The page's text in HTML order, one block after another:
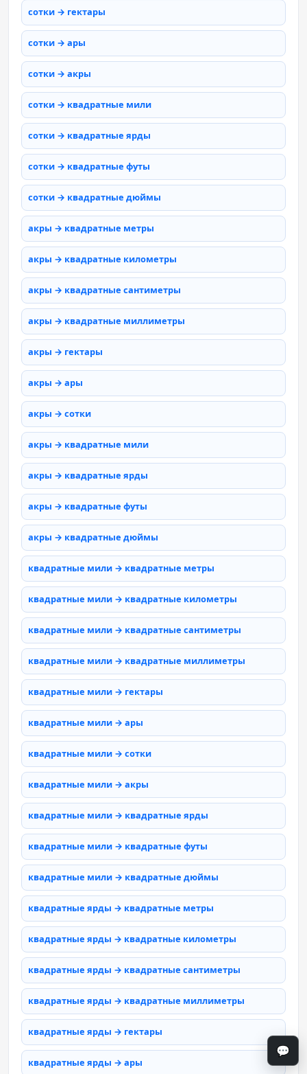
сотки → гектары
сотки → ары
сотки → акры
сотки → квадратные мили
сотки → квадратные ярды
сотки → квадратные футы
сотки → квадратные дюймы
акры → квадратные метры
акры → квадратные километры
акры → квадратные сантиметры
акры → квадратные миллиметры
акры → гектары
акры → ары
акры → сотки
акры → квадратные мили
акры → квадратные ярды
акры → квадратные футы
акры → квадратные дюймы
квадратные мили → квадратные метры
квадратные мили → квадратные километры
квадратные мили → квадратные сантиметры
квадратные мили → квадратные миллиметры
квадратные мили → гектары
квадратные мили → ары
квадратные мили → сотки
квадратные мили → акры
квадратные мили → квадратные ярды
квадратные мили → квадратные футы
квадратные мили → квадратные дюймы
квадратные ярды → квадратные метры
квадратные ярды → квадратные километры
квадратные ярды → квадратные сантиметры
квадратные ярды → квадратные миллиметры
квадратные ярды → гектары
квадратные ярды → ары
💬